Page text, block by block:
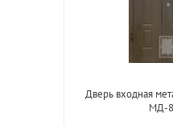
Дверь входная
МД-